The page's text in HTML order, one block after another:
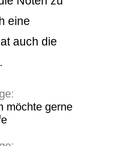
eine
auch die
möchte gerne